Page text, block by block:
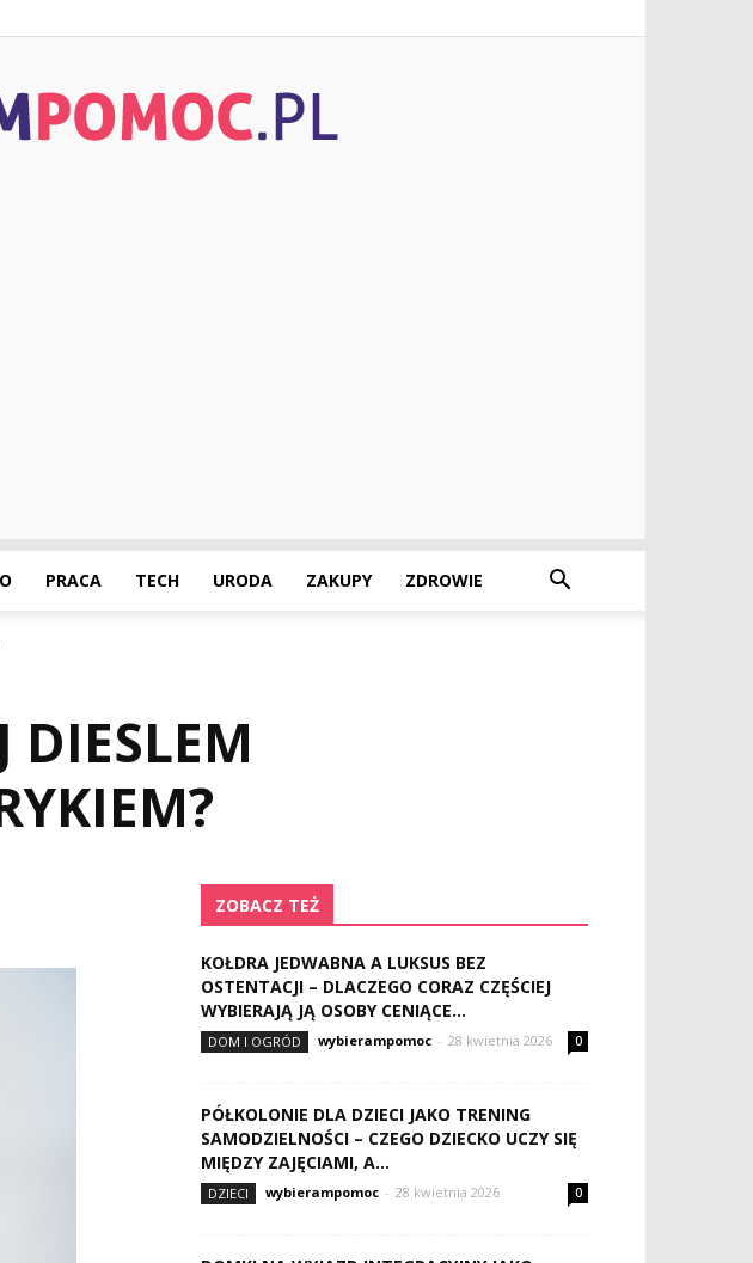
PRACA TECH URODA ZAKUPY ZDROWIE
DIESLEM
ZOBACZ TEŻ
KOŁDRA JEDWABNA A LUKSUS BEZ
OSTENTACJI – DLACZEGO CORAZ CZĘŚCIEJ
WYBIERAJĄ JĄ OSOBY CENIĄCE...
DOM I OGRÓD wybierampomoc - 28 kwietnia 2026 0
PÓŁKOLONIE DLA DZIECI JAKO TRENING
SAMODZIELNOŚCI – CZEGO DZIECKO UCZY SIĘ
MIĘDZY ZAJĘCIAMI, A...
DZIECI wybierampomoc - 28 kwietnia 2026 0